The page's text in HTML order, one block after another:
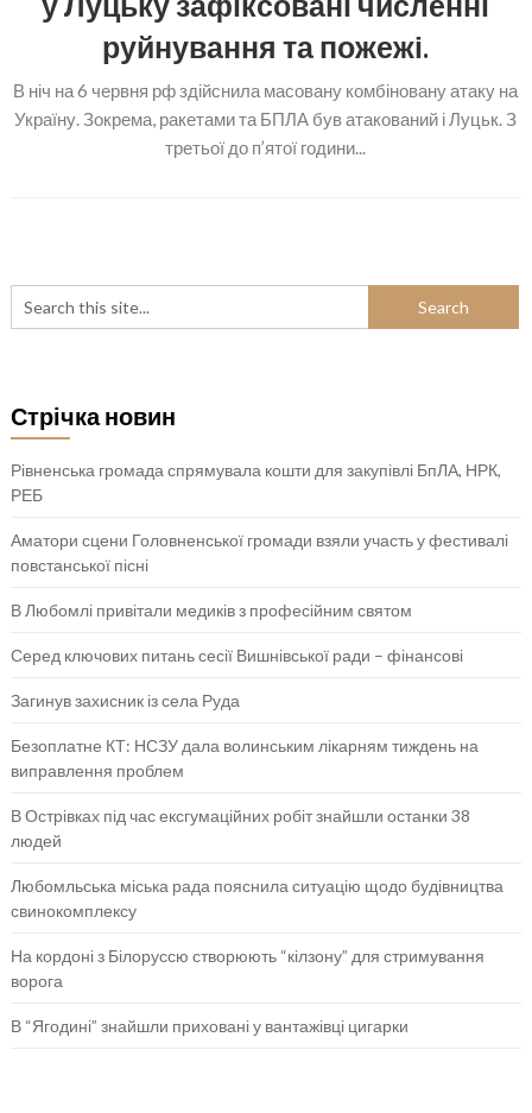
руйнування та пожежі.
В ніч на 6 червня рф здійснила масовану комбіновану атаку на
Україну. Зокрема, ракетами та БПЛА був атакований і Луцьк. З
третьої до п’ятої години...
Стрічка новин
Рівненська громада спрямувала кошти для закупівлі БпЛА, НРК,
РЕБ
Аматори сцени Головненської громади взяли участь у фестивалі
повстанської пісні
В Любомлі привітали медиків з професійним святом
Серед ключових питань сесії Вишнівської ради – фінансові
Загинув захисник із села Руда
Безоплатне КТ: НСЗУ дала волинським лікарням тиждень на
виправлення проблем
В Острівках під час ексгумаційних робіт знайшли останки 38
людей
Любомльська міська рада пояснила ситуацію щодо будівництва
свинокомплексу
На кордоні з Білоруссю створюють “кілзону” для стримування
ворога
В “Ягодині” знайшли приховані у вантажівці цигарки